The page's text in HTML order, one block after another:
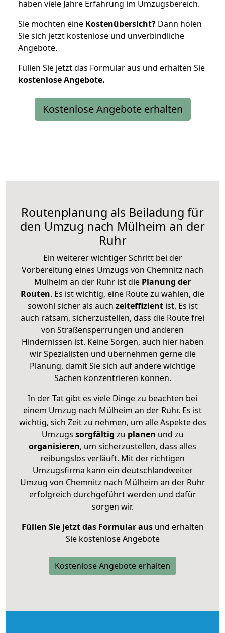
haben viele Jahre Erfahrung im Umzugsbereich.
Sie möchten eine Kostenübersicht? Dann holen
Sie sich jetzt kostenlose und unverbindliche
Angebote.
Füllen Sie jetzt das Formular aus und erhalten Sie
kostenloseAngebote.
Kostenlose Angebote erhalten
Routenplanung als Beiladung für
den Umzug nach Mülheim an der
Ruhr
Ein weiterer wichtiger Schritt bei der
Vorbereitung eines Umzugs von Chemnitz nach
Mülheim an der Ruhr ist die Planung der
Routen. Es ist wichtig, eine Route zu wählen, die
sowohl sicher als auch zeiteffizientist. Es ist
auch ratsam, sicherzustellen, dass die Route frei
von Straßensperrungen und anderen
Hindernissen ist. Keine Sorgen, auch hier haben
wir Spezialisten und übernehmen gerne die
Planung, damit Sie sich auf andere wichtige
Sachen konzentrieren können.
In der Tat gibt es viele Dinge zu beachten bei
einem Umzug nach Mülheim an der Ruhr. Es ist
wichtig, sich Zeit zu nehmen, um alle Aspekte des
Umzugs sorgfältig zu planen und zu
organisieren, um sicherzustellen, dass alles
reibungslos verläuft. Mit der richtigen
Umzugsfirma kann ein deutschlandweiter
Umzug von Chemnitz nach Mülheim an der Ruhr
erfolgreich durchgeführt werden und dafür
sorgen wir.
Füllen Sie jetzt das Formular ausund erhalten
Sie kostenlose Angebote
Kostenlose Angebote erhalten